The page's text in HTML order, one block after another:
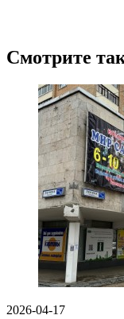
Смотрите
2026-04-17